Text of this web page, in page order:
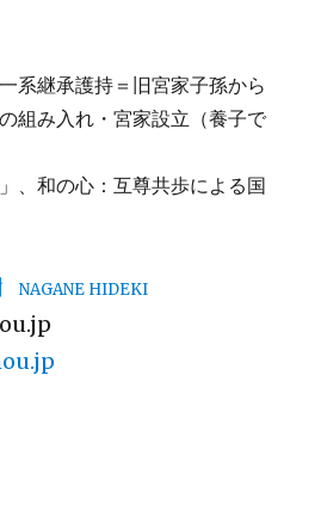
系継承護持＝旧宮家子孫から
組み入れ・宮家設立（養子で
、和の心：互尊共歩による国
NAGANE HIDEKI